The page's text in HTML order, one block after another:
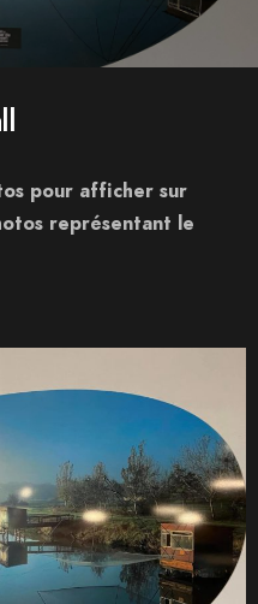
pour afficher sur
représentant le